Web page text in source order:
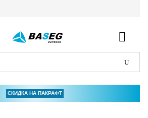
СКИДКА НА ПАКРАФТ